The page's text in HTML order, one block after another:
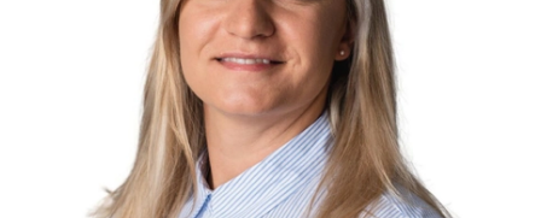
Přehled realitních makléřů
Co říkají naši zákazníci